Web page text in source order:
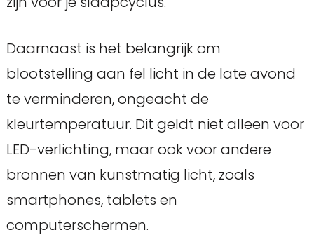
Daarnaast is het belangrijk om
blootstelling aan fel licht in de late avond
te verminderen, ongeacht de
kleurtemperatuur. Dit geldt niet alleen voor
LED-verlichting, maar ook voor andere
bronnen van kunstmatig licht, zoals
smartphones, tablets en
computerschermen.